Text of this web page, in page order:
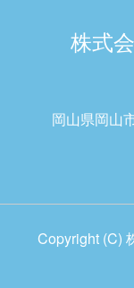
株式
岡山県岡山
Copyright (C)